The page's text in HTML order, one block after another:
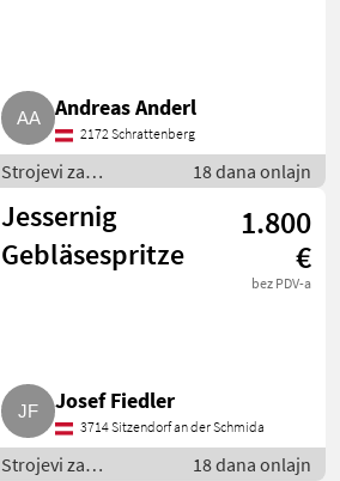
Andreas Anderl
2172 Schrattenberg
Strojevi za
vinogradarstvo /
Ostali strojevi za
vinogradarstvo
18 dana onlajn
Jessernig
Gebläsespritze
1.800
€
bez PDV-a
Josef Fiedler
3714 Sitzendorf an der Schmida
Strojevi za
18 dana onlajn